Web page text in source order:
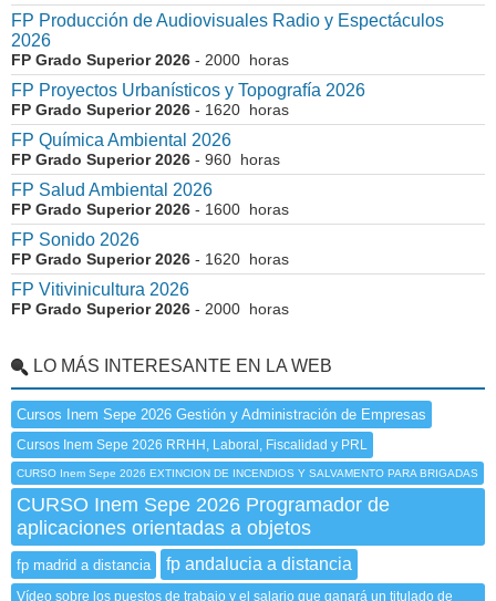
FP Producción de Audiovisuales Radio y Espectáculos
2026
FP Grado Superior 2026 - 2000 horas
FP Proyectos Urbanísticos y Topografía 2026
FP Grado Superior 2026 - 1620 horas
FP Química Ambiental 2026
FP Grado Superior 2026 - 960 horas
FP Salud Ambiental 2026
FP Grado Superior 2026 - 1600 horas
FP Sonido 2026
FP Grado Superior 2026 - 1620 horas
FP Vitivinicultura 2026
FP Grado Superior 2026 - 2000 horas
LO MÁS INTERESANTE EN LA WEB
Cursos Inem Sepe 2026 Gestión y Administración de Empresas
Cursos Inem Sepe 2026 RRHH, Laboral, Fiscalidad y PRL
CURSO Inem Sepe 2026 EXTINCION DE INCENDIOS Y SALVAMENTO PARA BRIGADAS
CURSO Inem Sepe 2026 Programador de
aplicaciones orientadas a objetos
fp madrid a distancia fp andalucia a distancia
Vídeo sobre los puestos de trabajo y el salario que ganará un titulado de